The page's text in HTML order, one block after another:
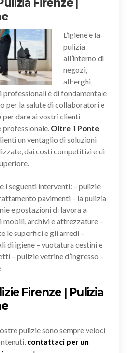
Firenze |
L’igiene e la
pulizia
all’interno di
negozi,
alberghi,
è di fondamentale
per la salute di collaboratori e
per dare ai vostri clienti
professionale. Oltre il Ponte
un ventaglio di soluzioni
dai costi competitivi e di
i seguenti interventi: – pulizie
pavimenti – la pulizia
e postazioni di lavora a
mobili, archivi e attrezzature –
le superfici e gli arredi –
di igiene – vuotatura cestini e
– pulizie vetrine d’ingresso –
Firenze | Pulizia
pulizie sono sempre veloci
contattaci per un